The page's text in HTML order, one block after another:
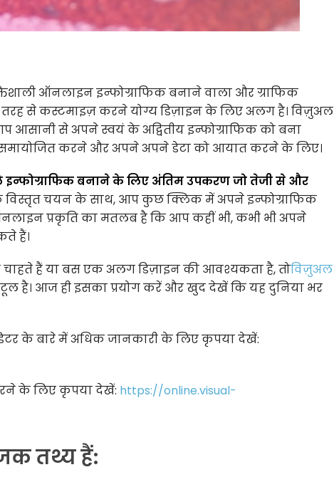
ऑनलाइन इन्फोग्राफिक बनाने वाला और ग्राफिक
तरह से कस्टमाइज़ करने योग्य डिज़ाइन के लिए अलग है। विज़ुअल
आसानी से अपने स्वयं के अद्वितीय इन्फोग्राफिक को बना
समायोजित करने और अपने अपने डेटा को आयात करने के लिए।
इन्फोग्राफिक बनाने के लिए अंतिम उपकरण जो तेजी से और
विस्तृत चयन के साथ, आप कुछ क्लिक में अपने इन्फोग्राफिक
प्रकृति का मतलब है कि आप कहीं भी, कभी भी अपने
हैं।
हैं या बस एक अलग डिज़ाइन की आवश्यकता है, तोविज़ुअल
है। आज ही इसका प्रयोग करें और खुद देखें कि यह दुनिया भर
के बारे में अधिक जानकारी के लिए कृपया देखें:
के लिए कृपया देखें: https://online.visual-
तथ्य हैं: